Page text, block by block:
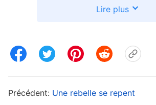
frapperait à nos portes avec Ses
qu’Il prononce. Elles accueilleront
simplement à l’époque où le
Lire plus
Précédent: Une rebelle se repent